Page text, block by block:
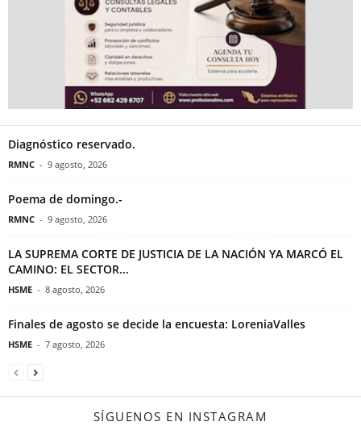
Diagnóstico reservado.
RMNC - 9 agosto, 2026
Poema de domingo.-
RMNC - 9 agosto, 2026
LA SUPREMA CORTE DE JUSTICIA DE LA NACIÓN YA MARCÓ EL
CAMINO: EL SECTOR...
HSME - 8 agosto, 2026
Finales de agosto se decide la encuesta: LoreniaValles
HSME - 7 agosto, 2026
SÍGUENOS EN INSTAGRAM